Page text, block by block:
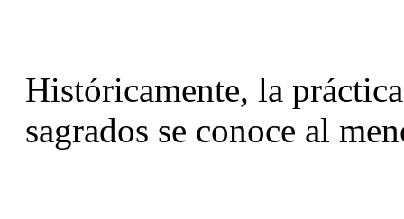
Históricamente, la
sagrados se conoce al